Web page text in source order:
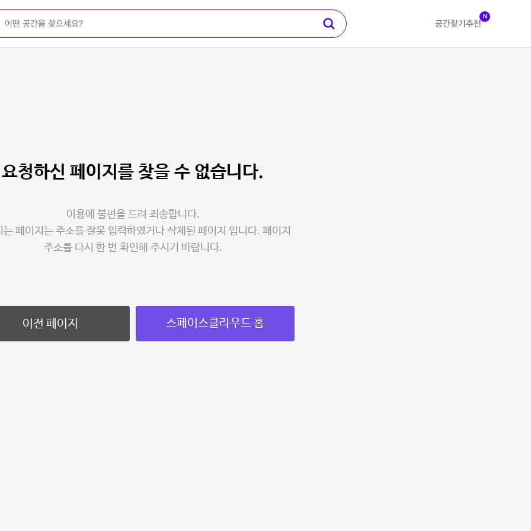
공간찾기 추천
N
요청하신 페이지를 찾을 수 없습니다.
이용에 불편을 드려 죄송합니다.
는 페이지는 주소를 잘못 입력하였거나 삭제된 페이지 입니다. 페이지
주소를 다시 한 번 확인해 주시기 바랍니다.
이전 페이지 스페이스클라우드 홈